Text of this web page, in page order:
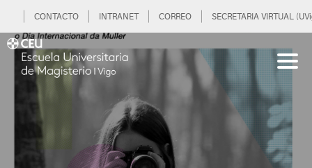
CONTACTO INTRANET CORREO SECRETARIA VIRTUAL